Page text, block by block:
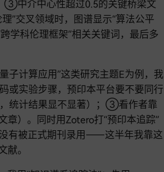
③中介中心性超过0.5的关键桥梁文
”交叉领域时，图谱显示“算法公平
学科伦理框架”相关关键词，最后多
子计算应用”这类研究主题E为例，我
或实验步骤，预印本平台要不要同行
统计结果显不显著）；③看作者靠
章）。同时用Zotero打“预印本追踪”
有被正式期刊录用——这半年我靠这
。